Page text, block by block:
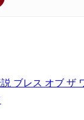
説 ブレス オブ